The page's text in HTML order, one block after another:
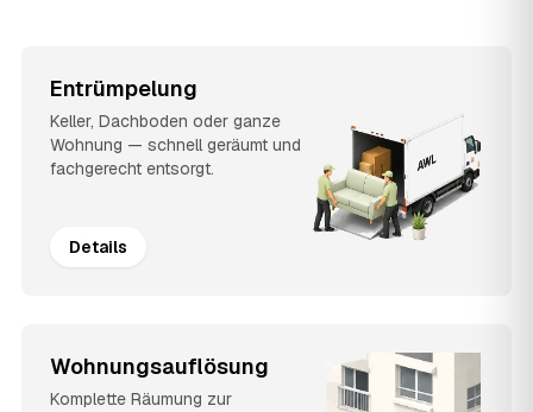
Entrümpelung
Keller, Dachboden oder ganze
Wohnung — schnell geräumt und
fachgerecht entsorgt.
Details
Wohnungsauflösung
Komplette Räumung zur